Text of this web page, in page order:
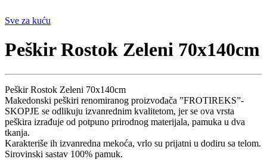
Sve za kuću
Peškir Rostok Zeleni 70x140cm
Peškir Rostok Zeleni 70x140cm
Makedonski peškiri renomiranog proizvođača ”FROTIREKS”-
SKOPJE se odlikuju izvanrednim kvalitetom, jer se ova vrsta
peškira izrađuje od potpuno prirodnog materijala, pamuka u dva
tkanja.
Karakteriše ih izvanredna mekoća, vrlo su prijatni u dodiru sa telom.
Sirovinski sastav 100% pamuk.